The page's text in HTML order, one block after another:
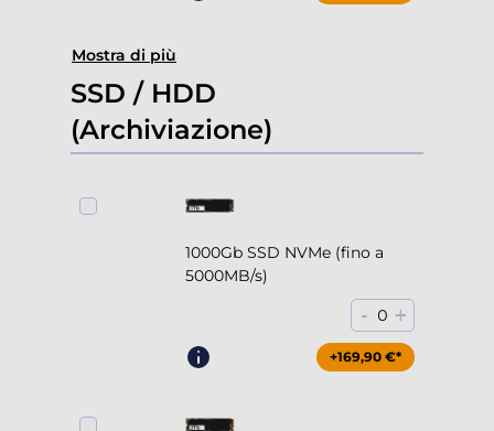
Mostra di più
SSD / HDD
(Archiviazione)
1000Gb SSD NVMe (fino a
5000MB/s)
- 0 +
+169,90 €*